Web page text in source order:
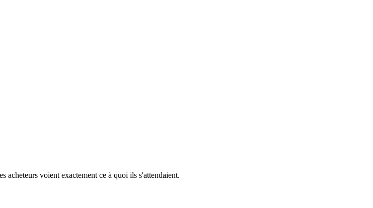
acheteurs voient exactement ce à quoi ils s'attendaient.